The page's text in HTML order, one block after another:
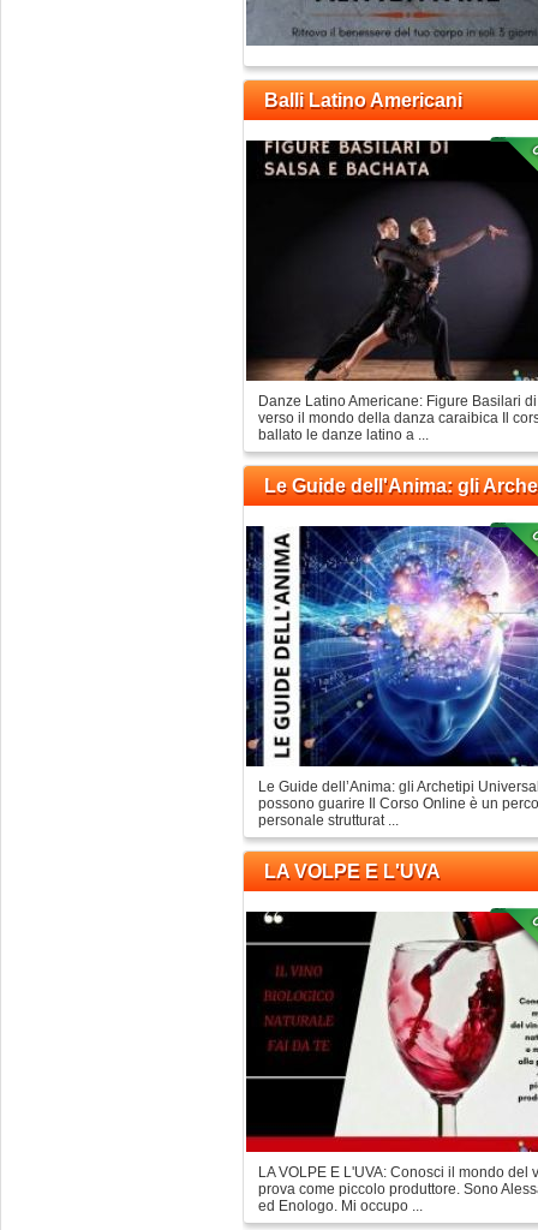
Balli Latino Americani
Danze Latino Americane: Figure Basilari
verso il mondo della danza caraibica Il
ballato le danze latino a ...
Le Guide dell'Anima: gli
Le Guide dell’Anima: gli Archetipi
possono guarire Il Corso Online è un
personale strutturat ...
LA VOLPE E L'UVA
LA VOLPE E L'UVA: Conosci il mondo
prova come piccolo produttore. Sono
ed Enologo. Mi occupo ...